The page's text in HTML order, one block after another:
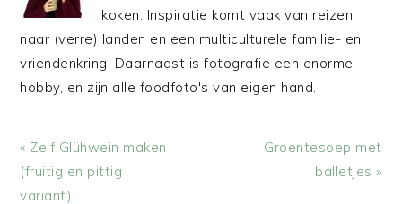
koken. Inspiratie komt vaak van reizen
naar (verre) landen en een multiculturele familie- en
vriendenkring. Daarnaast is fotografie een enorme
hobby, en zijn alle foodfoto's van eigen hand.
Vorig
bericht:
« Zelf Glühwein maken
(fruitig en pittig
variant)
Volgend
Groentesoep met
balletjes »